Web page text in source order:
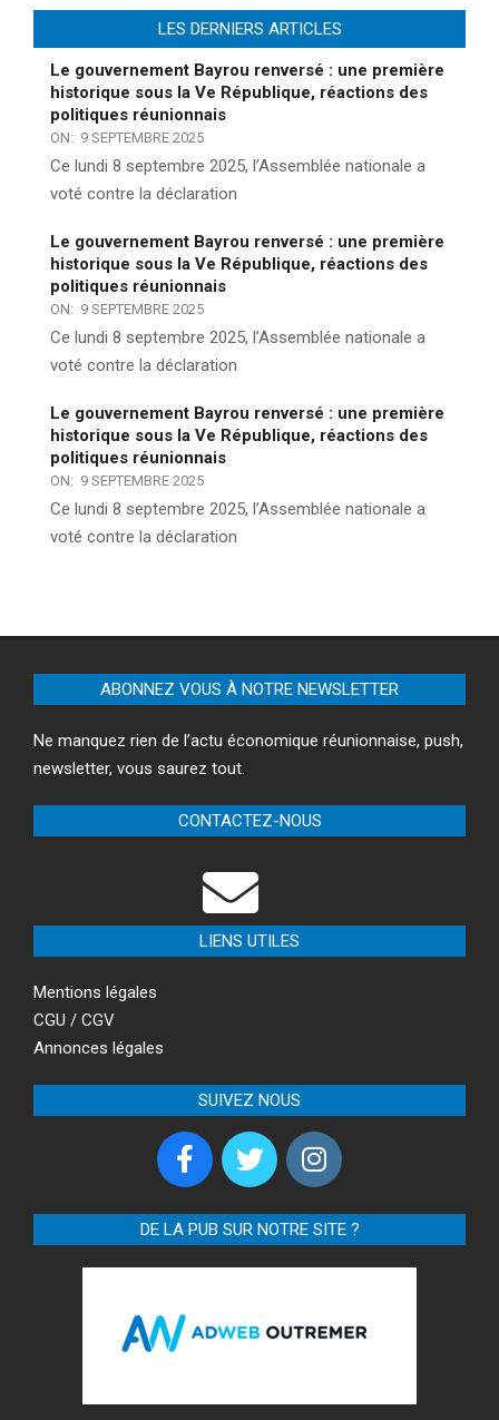
LES DERNIERS ARTICLES
Le gouvernement Bayrou renversé : une première
historique sous la Ve République, réactions des
politiques réunionnais
ON: 9 SEPTEMBRE 2025
Ce lundi 8 septembre 2025, l’Assemblée nationale a
voté contre la déclaration
Le gouvernement Bayrou renversé : une première
historique sous la Ve République, réactions des
politiques réunionnais
ON: 9 SEPTEMBRE 2025
Ce lundi 8 septembre 2025, l’Assemblée nationale a
voté contre la déclaration
Le gouvernement Bayrou renversé : une première
historique sous la Ve République, réactions des
politiques réunionnais
ON: 9 SEPTEMBRE 2025
Ce lundi 8 septembre 2025, l’Assemblée nationale a
voté contre la déclaration
ABONNEZ VOUS À NOTRE NEWSLETTER
Ne manquez rien de l’actu économique réunionnaise, push,
newsletter, vous saurez tout.
CONTACTEZ-NOUS
LIENS UTILES
Mentions légales
CGU / CGV
Annonces légales
SUIVEZ NOUS
DE LA PUB SUR NOTRE SITE ?